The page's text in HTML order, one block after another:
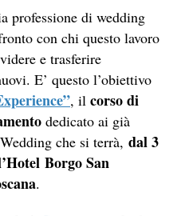
professione di wedding
con chi questo lavoro
e trasferire
E’ questo l’obiettivo
, il corso di
dedicato ai già
che si terrà, dal 3
Borgo San
.